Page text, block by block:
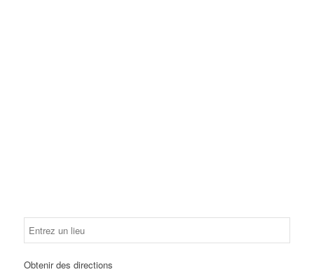
Obtenir des directions